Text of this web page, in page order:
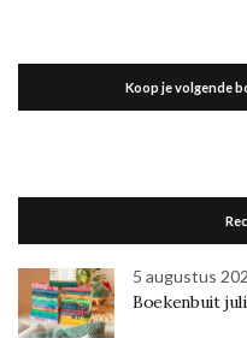
Koop je volgende
5 augustus
Boekenbuit